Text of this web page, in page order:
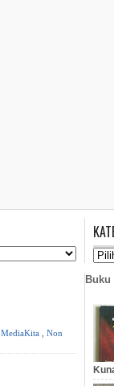
MediaKita
Non